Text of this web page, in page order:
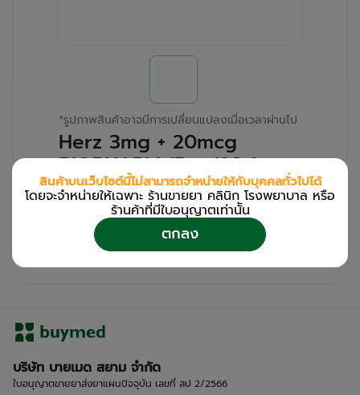
*รูปภาพสินค้าอาจมีการเปลี่ยนแปลงเมื่อเวลาผ่านไป
Herz 3mg + 20mcg
BIOPHARM (Box/28s)
สำหรับลูกค้าเฉพาะร้านขายยา คลินิก และโรง
เข้าสู่ระบบ
ลงทะเบียน
เพื่อดูรายละเอียดเพิ่มเติม
บริษัท บายเมด สยาม จำกัด
ใบอนุญาตขายยาส่งยาแผนปัจจุบัน เลขที่ สป 2/2566
สินค้าบนเว็บไซต์นี้ไม่สามารถจำหน่ายให้กับบุคคลทั่วไปได้
โดยจะจำหน่ายให้เฉพาะ ร้านขายยา คลินิก โรงพยาบาล หรือ
ร้านค้าที่มีใบอนุญาตเท่านััน
ตกลง